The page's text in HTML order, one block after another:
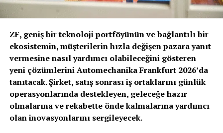
ZF, geniş bir teknoloji portföyünün ve bağlantılı bir
ekosistemin, müşterilerin hızla değişen pazara yanıt
vermesine nasıl yardımcı olabileceğini gösteren
yeni çözümlerini Automechanika Frankfurt 2026’da
tanıtacak. Şirket, satış sonrası iş ortaklarını günlük
operasyonlarında destekleyen, geleceğe hazır
olmalarına ve rekabette önde kalmalarına yardımcı
olan inovasyonlarını sergileyecek.